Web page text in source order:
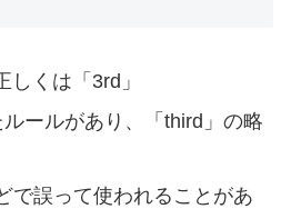
しくは「3rd」
ールがあり、「third」の略
で誤って使われることがあ